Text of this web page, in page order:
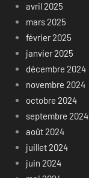
avril 2025
mars 2025
février 2025
janvier 2025
décembre 2024
novembre 2024
octobre 2024
septembre 2024
août 2024
juillet 2024
juin 2024